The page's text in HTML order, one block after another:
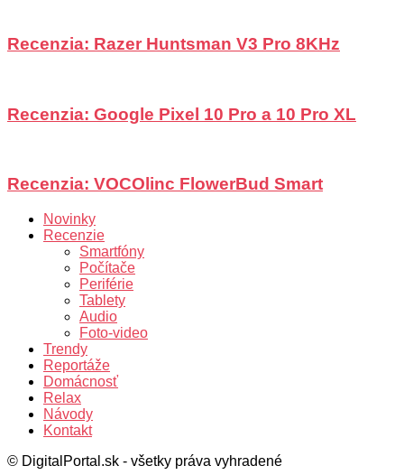
Recenzia: Razer Huntsman V3 Pro 8KHz
Recenzia: Google Pixel 10 Pro a 10 Pro XL
Recenzia: VOCOlinc FlowerBud Smart
Novinky
Recenzie
Smartfóny
Počítače
Periférie
Tablety
Audio
Foto-video
Trendy
Reportáže
Domácnosť
Relax
Návody
Kontakt
© DigitalPortal.sk - všetky práva vyhradené